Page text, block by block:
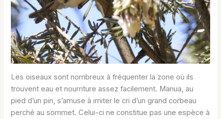
Les oiseaux sont nombreux à fréquenter la zone où ils
trouvent eau et nourriture assez facilement. Manua, au
pied d’un pin, s’amuse à imiter le cri d’un grand corbeau
perché au sommet. Celui-ci ne constitue pas une espèce à